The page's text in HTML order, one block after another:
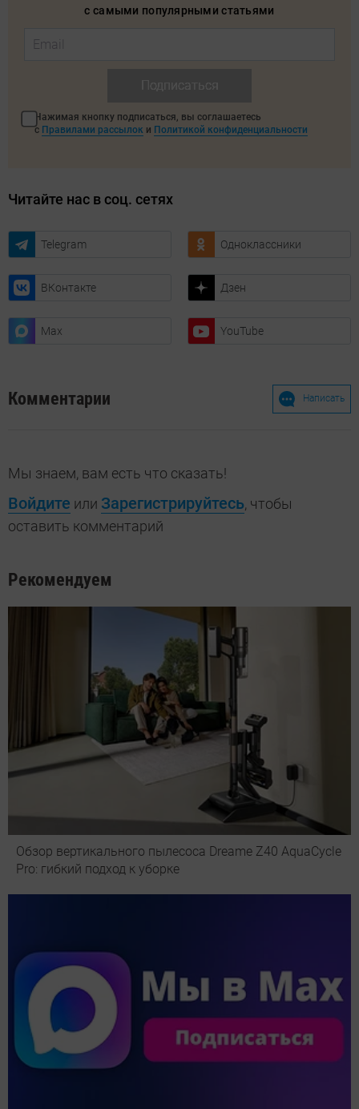
с самыми популярными статьями
Нажимая кнопку подписаться, вы соглашаетесь
с Правилами рассылок и Политикой конфиденциальности
Читайте нас в соц. сетях
Telegram Одноклассники
ВКонтакте Дзен
Max YouTube
Комментарии Написать
Мы знаем, вам есть что сказать!
Войдите или Зарегистрируйтесь, чтобы
оставить комментарий
Рекомендуем
Обзор вертикального пылесоса Dreame Z40 AquaCycle
Pro: гибкий подход к уборке